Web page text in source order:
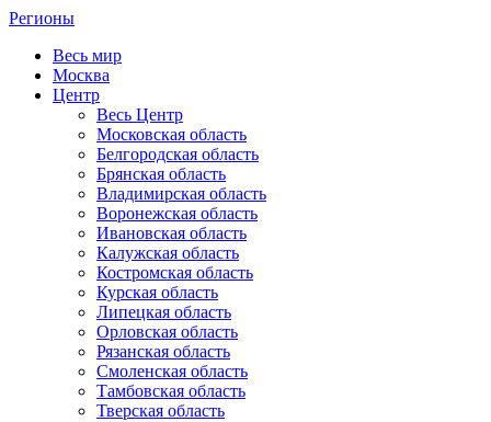
Регионы
Весь мир
Москва
Центр
Весь Центр
Московская область
Белгородская область
Брянская область
Владимирская область
Воронежская область
Ивановская область
Калужская область
Костромская область
Курская область
Липецкая область
Орловская область
Рязанская область
Смоленская область
Тамбовская область
Тверская область